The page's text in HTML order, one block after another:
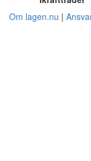
Om lagen.nu